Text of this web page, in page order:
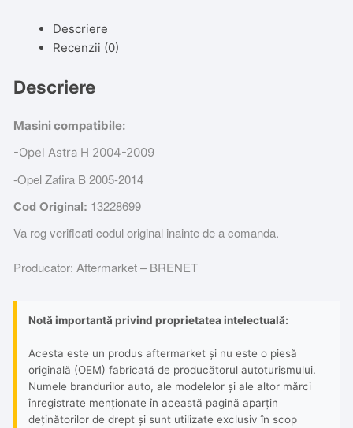
13228877
Descriere
Recenzii (0)
Descriere
Masini compatibile:
-Opel Astra H 2004-2009
-Opel Zafira B 2005-2014
Cod Original: 13228699
Va rog verificati codul original inainte de a comanda.
Producator: Aftermarket – BRENET
Notă importantă privind proprietatea intelectuală:
Acesta este un produs aftermarket și nu este o piesă
originală (OEM) fabricată de producătorul autoturismului.
Numele brandurilor auto, ale modelelor și ale altor mărci
înregistrate menționate în această pagină aparțin
deținătorilor de drept și sunt utilizate exclusiv în scop